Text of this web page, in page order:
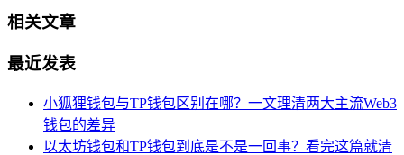
相关文章
最近发表
小狐狸钱包与TP钱包区别在哪？一文理清两大主流Web3
钱包的差异
以太坊钱包和TP钱包到底是不是一回事？看完这篇就清